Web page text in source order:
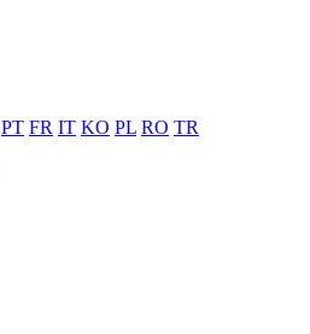
PT FR IT KO PL RO TR